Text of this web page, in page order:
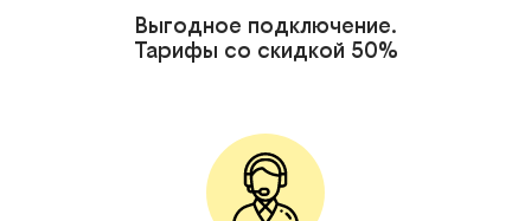
Выгодное подключение.
Тарифы со скидкой 50%